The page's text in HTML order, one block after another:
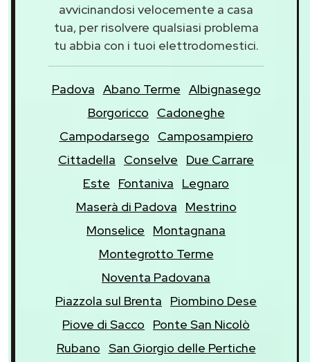
avvicinandosi velocemente a casa
tua, per risolvere qualsiasi problema
tu abbia con i tuoi elettrodomestici.
Padova Abano Terme Albignasego
Borgoricco
Cadoneghe
Campodarsego
Camposampiero
Cittadella
Conselve
Due Carrare
Este
Fontaniva
Legnaro
Maserà di Padova
Mestrino
Monselice
Montagnana
Montegrotto Terme
Noventa Padovana
Piazzola sul Brenta
Piombino Dese
Piove di Sacco
Ponte San Nicolò
Rubano San Giorgio delle Pertiche